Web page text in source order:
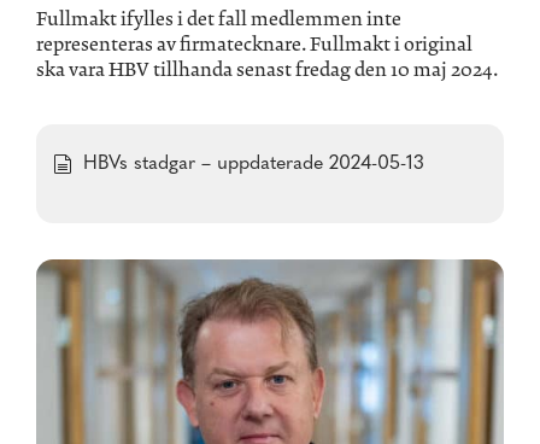
Fullmakt ifylles i det fall medlemmen inte
representeras av firmatecknare. Fullmakt i original
ska vara HBV tillhanda senast fredag den 10 maj 2024.
HBVs stadgar – uppdaterade 2024-05-13